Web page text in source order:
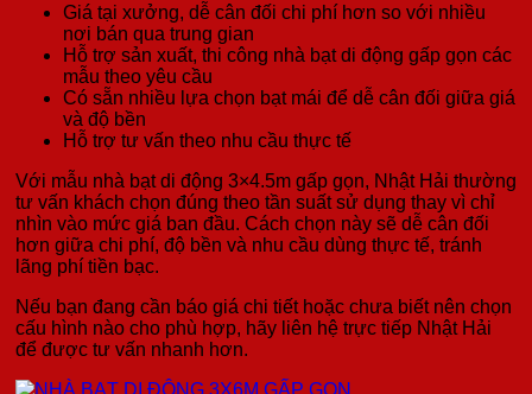
Giá tại xưởng, dễ cân đối chi phí hơn so với nhiều
nơi bán qua trung gian
Hỗ trợ sản xuất, thi công nhà bạt di động gấp gọn các
mẫu theo yêu cầu
Có sẵn nhiều lựa chọn bạt mái để dễ cân đối giữa giá
và độ bền
Hỗ trợ tư vấn theo nhu cầu thực tế
Với mẫu nhà bạt di động 3×4.5m gấp gọn, Nhật Hải thường
tư vấn khách chọn đúng theo tần suất sử dụng thay vì chỉ
nhìn vào mức giá ban đầu. Cách chọn này sẽ dễ cân đối
hơn giữa chi phí, độ bền và nhu cầu dùng thực tế, tránh
lãng phí tiền bạc.
Nếu bạn đang cần báo giá chi tiết hoặc chưa biết nên chọn
cấu hình nào cho phù hợp, hãy liên hệ trực tiếp Nhật Hải
để được tư vấn nhanh hơn.